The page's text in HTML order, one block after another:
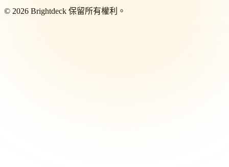
© 2026 Brightdeck 保留所有權利。